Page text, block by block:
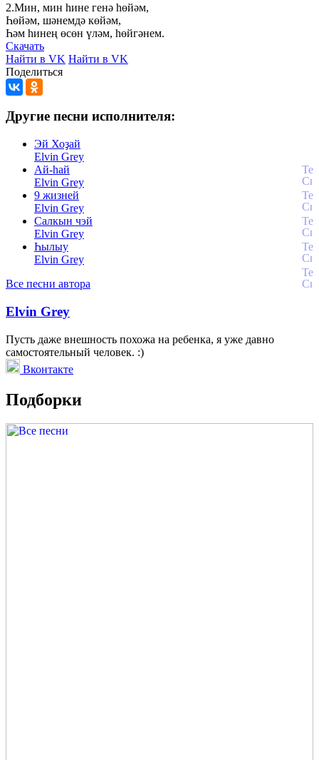
2.Мин, мин һине генә һөйәм,
Һөйәм, шәнемдә көйәм,
Һәм һинең өсөн үләм, һөйгәнем.
Скачать
Найти в VK Найти в VK
Поделиться
Другие песни исполнителя:
Эй Хоҙай
Elvin Grey
Ай-һай
Elvin Grey
9 жизней
Elvin Grey
Салкын чэй
Elvin Grey
Һылыу
Elvin Grey
Все песни автора
Elvin Grey
Пусть даже внешность похожа на ребенка, я уже давно
самостоятельный человек. :)
Вконтакте
Подборки